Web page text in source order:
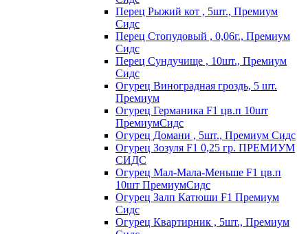
Перец Рыжий кот , 5шт., Премиум
Сидс
Перец Стопудовый , 0,06г., Премиум
Сидс
Перец Сундучище , 10шт., Премиум
Сидс
Огурец Виноградная гроздь, 5 шт.
Премиум
Огурец Германика F1 цв.п 10шт
ПремиумСидс
Огурец Домани , 5шт., Премиум Сидс
Огурец Зозуля F1 0,25 гр. ПРЕМИУМ
СИДС
Огурец Мал-Мала-Меньше F1 цв.п
10шт ПремиумСидс
Огурец Залп Катюши F1 Премиум
Сидс
Огурец Квартирник , 5шт., Премиум